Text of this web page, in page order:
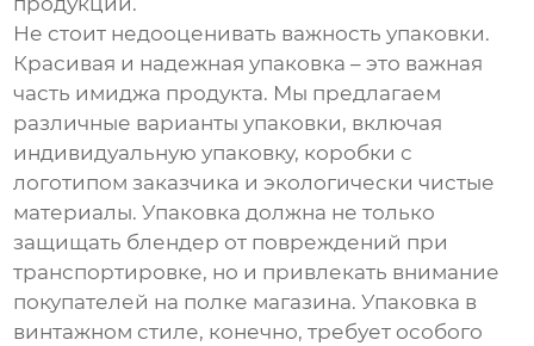
Не стоит недооценивать важность упаковки.
Красивая и надежная упаковка – это важная
часть имиджа продукта. Мы предлагаем
различные варианты упаковки, включая
индивидуальную упаковку, коробки с
логотипом заказчика и экологически чистые
материалы. Упаковка должна не только
защищать блендер от повреждений при
транспортировке, но и привлекать внимание
покупателей на полке магазина. Упаковка в
винтажном стиле, конечно, требует особого